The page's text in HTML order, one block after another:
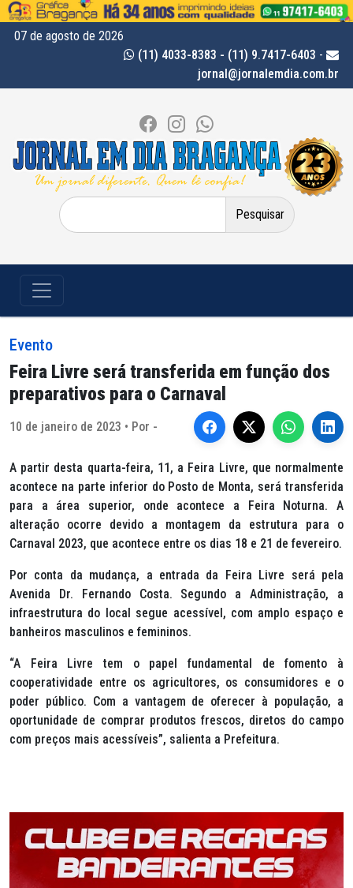
07 de agosto de 2026
(11) 4033-8383 - (11) 9.7417-6403 -
jornal@jornalemdia.com.br
Pesquisar
por:
Evento
Feira Livre será transferida em função dos
preparativos para o Carnaval
10 de janeiro de 2023 • Por -
A partir desta quarta-feira, 11, a Feira Livre, que normalmente
acontece na parte inferior do Posto de Monta, será transferida
para a área superior, onde acontece a Feira Noturna. A
alteração ocorre devido a montagem da estrutura para o
Carnaval 2023, que acontece entre os dias 18 e 21 de fevereiro.
Por conta da mudança, a entrada da Feira Livre será pela
Avenida Dr. Fernando Costa. Segundo a Administração, a
infraestrutura do local segue acessível, com amplo espaço e
banheiros masculinos e femininos.
“A Feira Livre tem o papel fundamental de fomento à
cooperatividade entre os agricultores, os consumidores e o
poder público. Com a vantagem de oferecer à população, a
oportunidade de comprar produtos frescos, diretos do campo
com preços mais acessíveis”, salienta a Prefeitura.